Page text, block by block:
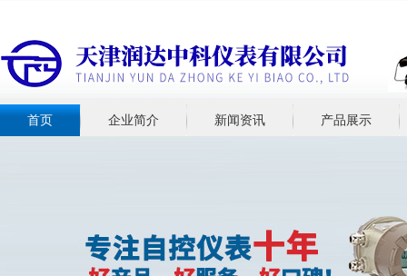
首页 企业简介 新闻资讯 产品展示